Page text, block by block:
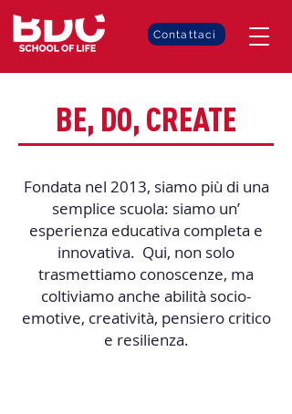
Contattaci
BE, DO, CREATE
Fondata nel 2013, siamo più di una
semplice scuola: siamo un’
esperienza educativa completa e
innovativa. Qui, non solo
trasmettiamo conoscenze, ma
coltiviamo anche abilità socio-
emotive, creatività, pensiero critico
e resilienza.